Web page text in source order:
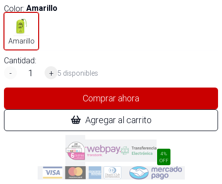
Color: Amarillo
Amarillo
Cantidad:
-
+ 5 disponibles
Comprar ahora
Agregar al carrito
4%
OFF